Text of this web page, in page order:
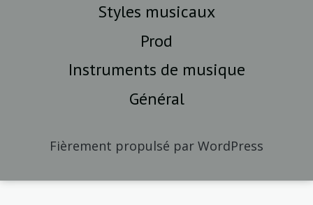
Styles musicaux
Prod
Instruments de musique
Général
Fièrement propulsé par WordPress